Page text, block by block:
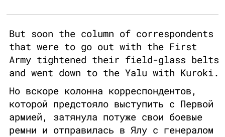
But soon the column of correspondents
that were to go out with the First
Army tightened their field-glass belts
and went down to the Yalu with Kuroki.
Но вскоре колонна корреспондентов,
которой предстояло выступить с Первой
армией, затянула потуже свои боевые
ремни и отправилась в Ялу с генералом